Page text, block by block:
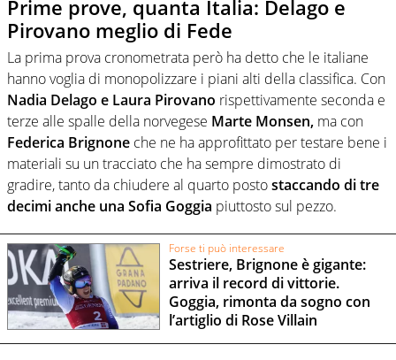
Prime prove, quanta Italia: Delago e
Pirovano meglio di Fede
La prima prova cronometrata però ha detto che le italiane
hanno voglia di monopolizzare i piani alti della classifica. Con
Nadia Delago e Laura Pirovano rispettivamente seconda e
terze alle spalle della norvegese Marte Monsen, ma con
Federica Brignone che ne ha approfittato per testare bene i
materiali su un tracciato che ha sempre dimostrato di
gradire, tanto da chiudere al quarto postostaccando di tre
decimi anche una Sofia Goggia piuttosto sul pezzo.
Forse ti può interessare
Sestriere, Brignone è gigante:
arriva il record di vittorie.
Goggia, rimonta da sogno con
l’artiglio di Rose Villain